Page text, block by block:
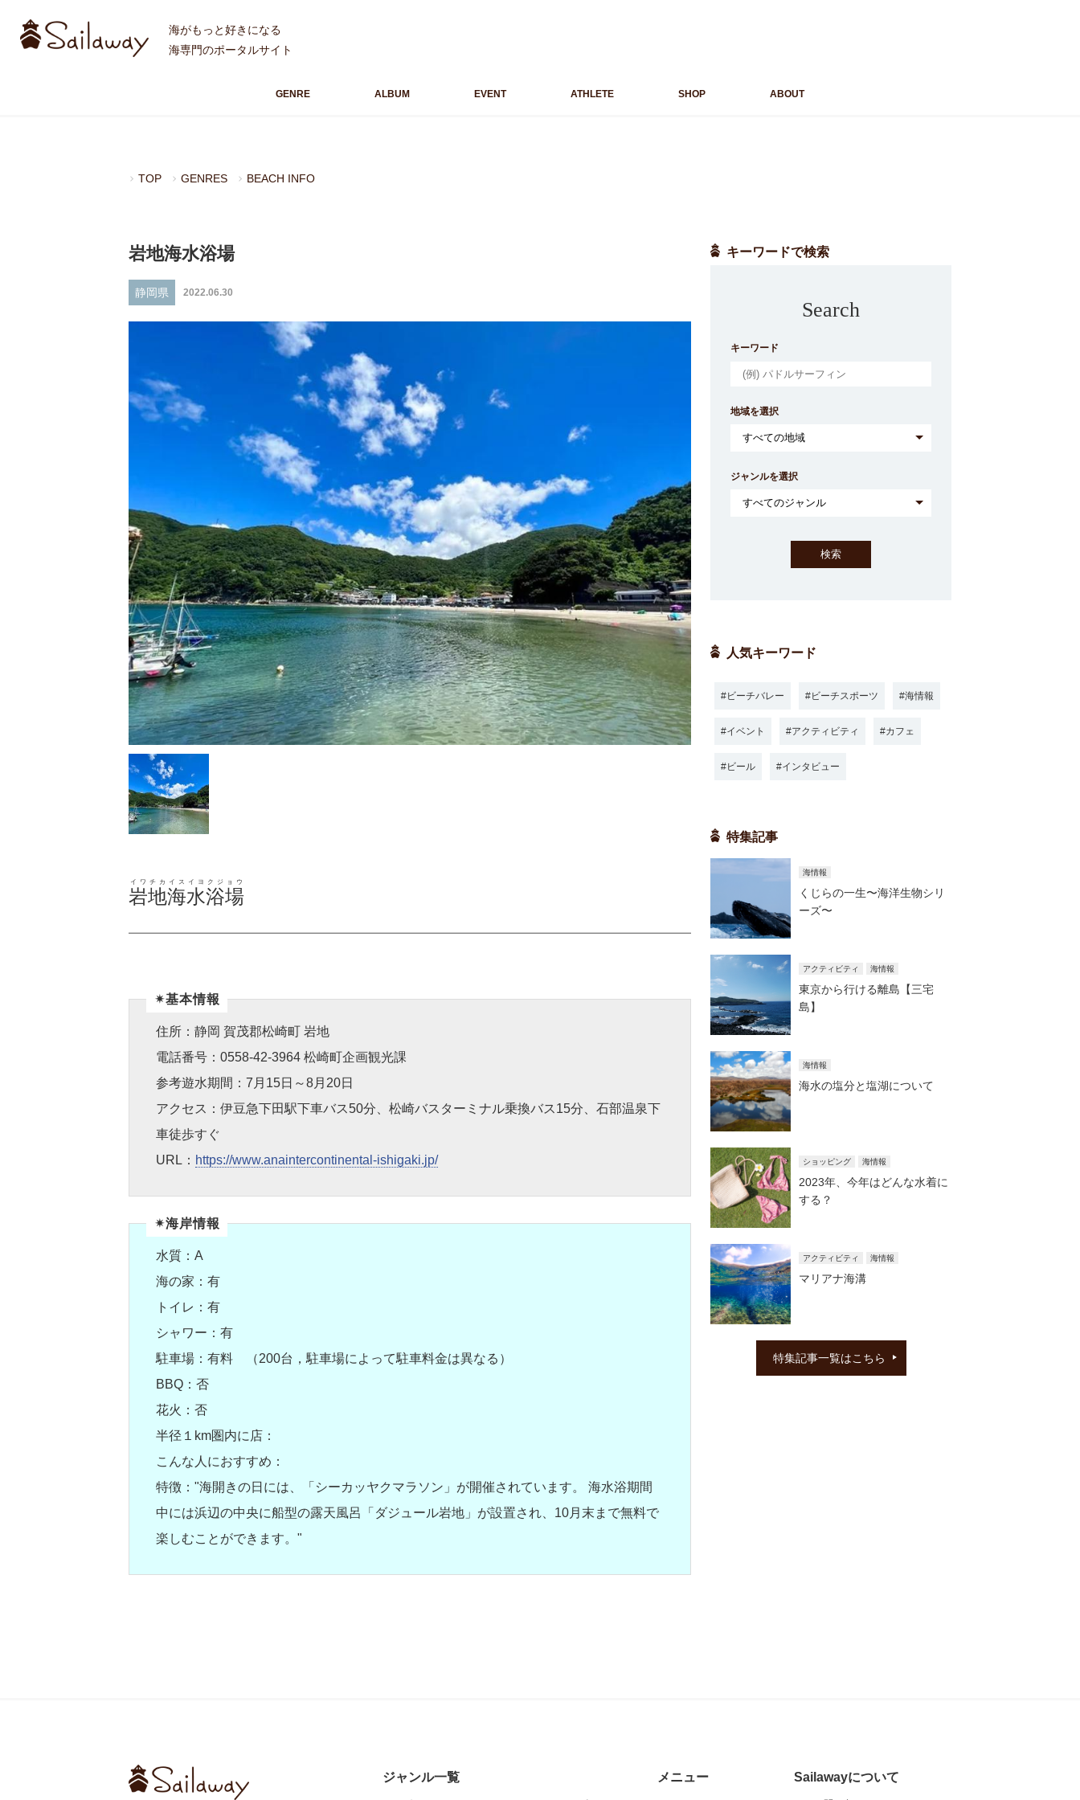
海がもっと好きになる
海専門のポータルサイト
GENRE ALBUM EVENT ATHLETE SHOP ABOUT
TOP GENRES BEACH INFO
岩地海水浴場
静岡県 2022.06.30
岩地海水浴場
イワチカイスイヨクジョウ
✴︎基本情報
住所：静岡 賀茂郡松崎町 岩地
電話番号：0558-42-3964 松崎町企画観光課
参考遊水期間：7月15日～8月20日
アクセス：伊豆急下田駅下車バス50分、松崎バスターミナル乗換バス15分、石部温泉下
車徒歩すぐ
URL： https://www.anaintercontinental-ishigaki.jp/
✴︎海岸情報
水質：A
海の家：有
トイレ：有
シャワー：有
駐車場：有料 （200台，駐車場によって駐車料金は異なる）
BBQ：否
花火：否
半径１km圏内に店：
こんな人におすすめ：
特徴："海開きの日には、「シーカッヤクマラソン」が開催されています。 海水浴期間
中には浜辺の中央に船型の露天風呂「ダジュール岩地」が設置され、10月末まで無料で
楽しむことができます。"
キーワードで検索
Search
キーワード
地域を選択
ジャンルを選択
人気キーワード
ビーチバレー ビーチスポーツ 海情報
イベント アクティビティ カフェ
ビール インタビュー
特集記事
海情報
くじらの一生〜海洋生物シリ
ーズ〜
アクティビティ 海情報
東京から行ける離島【三宅
島】
海情報
海水の塩分と塩湖について
ショッピング 海情報
2023年、今年はどんな水着に
する？
アクティビティ 海情報
マリアナ海溝
特集記事一覧はこちら
ジャンル一覧 メニュー Sailawayについて